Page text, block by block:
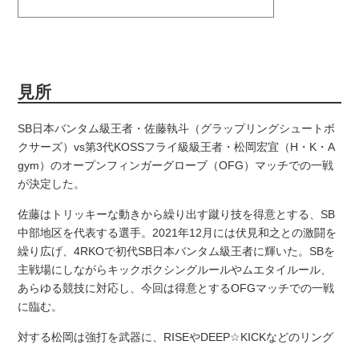
見所
SB日本バンタム級王者・佐藤執斗（グラップリングシュートボ
クサーズ）vs第3代KOSSフライ級級王者・松岡宏宜（H・K・A
gym）のオープンフィンガーグローブ（OFG）マッチでの一戦
が決定した。
佐藤はトリッキーな動きから繰り出す蹴り技を得意とする、SB
中部地区を代表する選手。2021年12月には伏見和之との激闘を
繰り広げ、4RKOで初代SB日本バンタム級王者に輝いた。SBを
主戦場にしながらキックボクシングルールやムエタイルール、
あらゆる競技に対応し、今回は得意とするOFGマッチでの一戦
に臨む。
対する松岡は強打を武器に、RISEやDEEP☆KICKなどのリング